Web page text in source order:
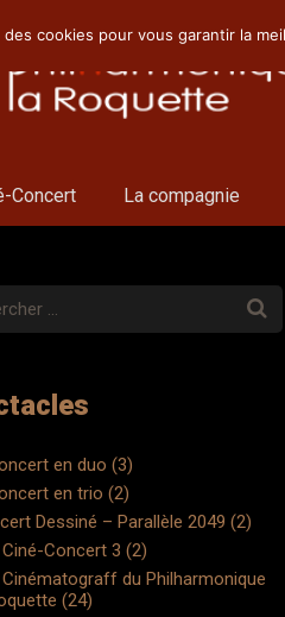
Concert La compagnie
en duo (3)
en trio (2)
Dessiné – Parallèle 2049 (2)
Concert 3 (2)
du Philharmonique
(24)
des cookies pour vous garantir la